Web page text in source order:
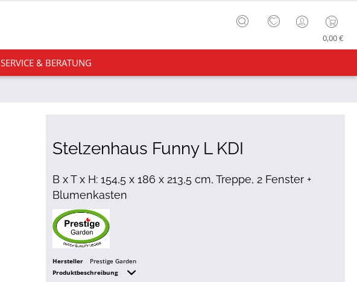
0,00 €
SERVICE & BERATUNG
Stelzenhaus Funny L KDI
B x T x H: 154,5 x 186 x 213,5 cm, Treppe, 2 Fenster +
Blumenkasten
Hersteller
Prestige Garden
Produktbeschreibung